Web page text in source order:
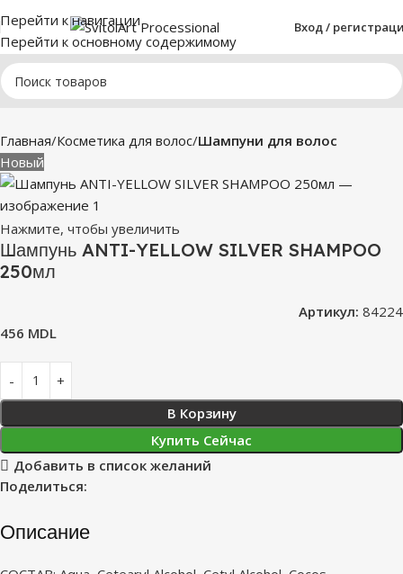
Перейти к навигации
Перейти к основному содержимому
Вход /
Главная Косметика для волос Шампуни для волос
Новый
Нажмите, чтобы увеличить
Шампунь ANTI-YELLOW SILVER SHAMPOO
250мл
Артикул: 84224
456 MDL
В Корзину
Купить Сейчас
Добавить в список желаний
Поделиться:
Описание